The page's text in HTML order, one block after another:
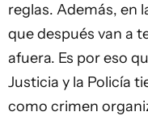
reglas. Además, en
que después van a
afuera. Es por eso
Justicia y la Policía
como crimen